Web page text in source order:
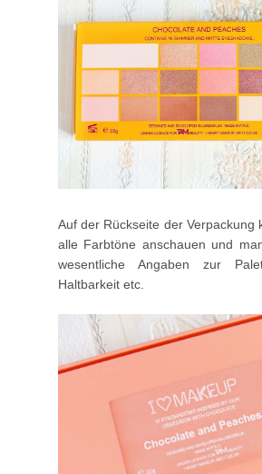
Auf der Rückseite der Verpackung
alle Farbtöne anschauen und
wesentliche Angaben zur
Haltbarkeit etc.